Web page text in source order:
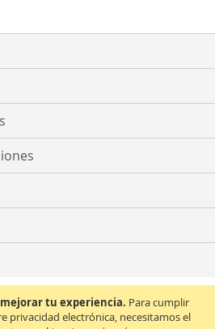
tu experiencia. Para cumplir
privacidad electrónica, necesitamos el